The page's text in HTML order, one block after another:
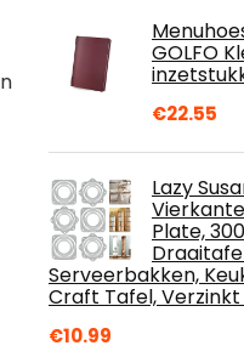
GOLFO
€22.55
Lazy
Plate,
Serveerbakken,
Craft Tafel,
€10.99